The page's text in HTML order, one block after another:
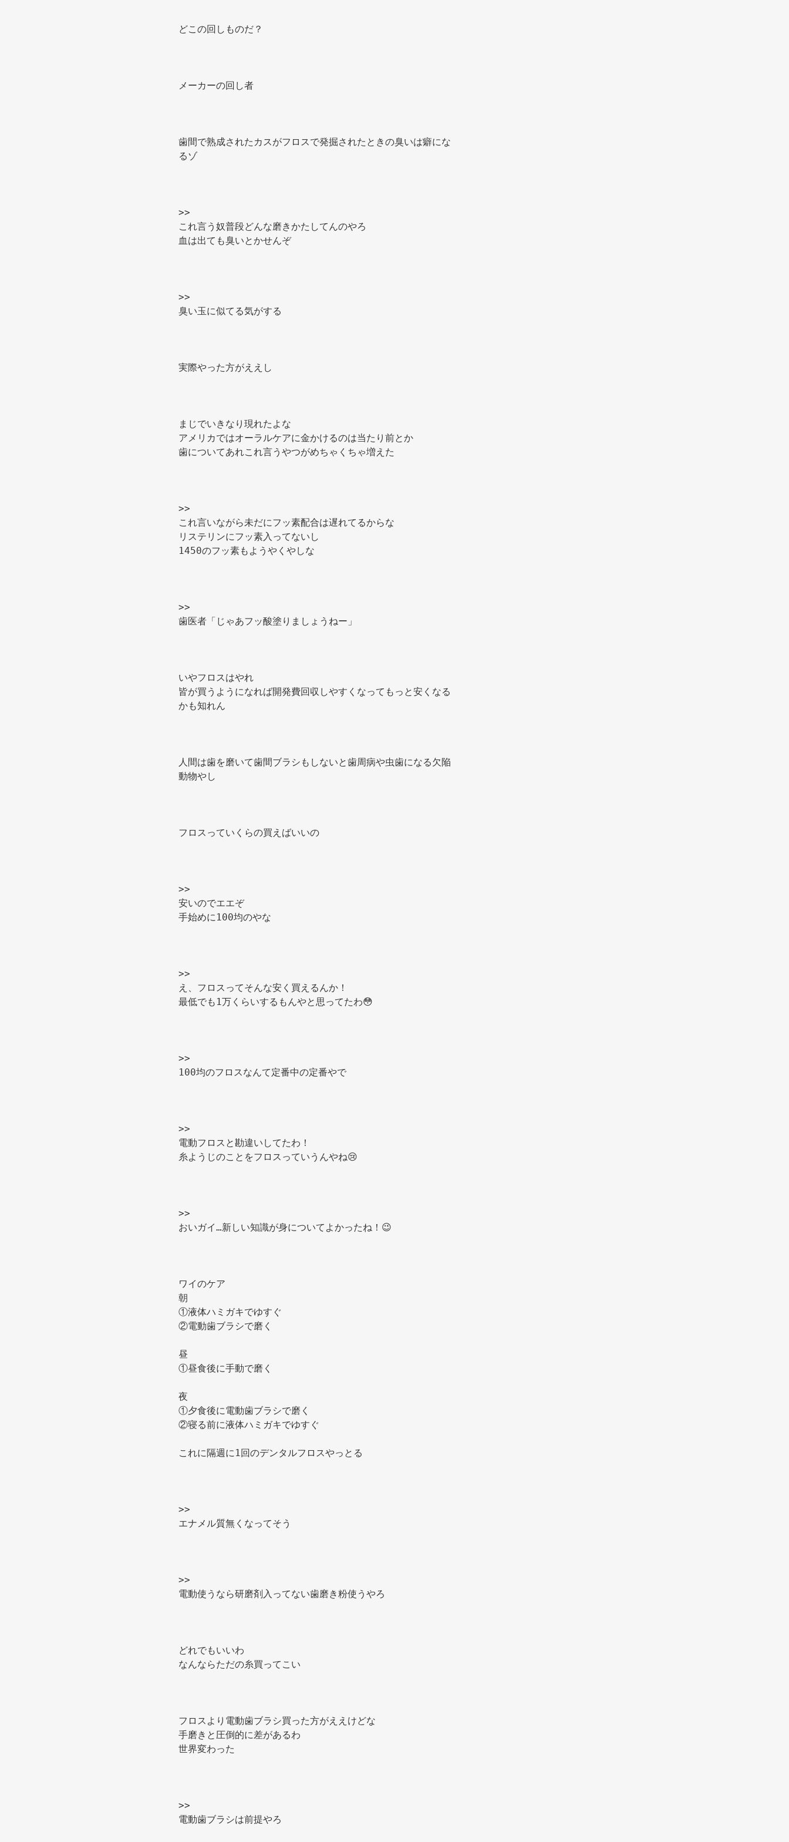
どこの回しものだ？
メーカーの回し者
歯間で熟成されたカスがフロスで発掘されたときの臭いは癖にな
るゾ
>>
これ言う奴普段どんな磨きかたしてんのやろ
血は出ても臭いとかせんぞ
>>
臭い玉に似てる気がする
実際やった方がええし
まじでいきなり現れたよな
アメリカではオーラルケアに金かけるのは当たり前とか
歯についてあれこれ言うやつがめちゃくちゃ増えた
>>
これ言いながら未だにフッ素配合は遅れてるからな
リステリンにフッ素入ってないし
1450のフッ素もようやくやしな
>>
歯医者「じゃあフッ酸塗りましょうねー」
いやフロスはやれ
皆が買うようになれば開発費回収しやすくなってもっと安くなる
かも知れん
人間は歯を磨いて歯間ブラシもしないと歯周病や虫歯になる欠陥
動物やし
フロスっていくらの買えばいいの
>>
安いのでエエぞ
手始めに100均のやな
>>
え、フロスってそんな安く買えるんか！
最低でも1万くらいするもんやと思ってたわ😳
>>
100均のフロスなんて定番中の定番やで
>>
電動フロスと勘違いしてたわ！
糸ようじのことをフロスっていうんやね😢
>>
おいガイ…新しい知識が身についてよかったね！😉
ワイのケア
朝
①液体ハミガキでゆすぐ
②電動歯ブラシで磨く
昼
①昼食後に手動で磨く
夜
①夕食後に電動歯ブラシで磨く
②寝る前に液体ハミガキでゆすぐ
これに隔週に1回のデンタルフロスやっとる
>>
エナメル質無くなってそう
>>
電動使うなら研磨剤入ってない歯磨き粉使うやろ
どれでもいいわ
なんならただの糸買ってこい
フロスより電動歯ブラシ買った方がええけどな
手磨きと圧倒的に差があるわ
世界変わった
>>
電動歯ブラシは前提やろ